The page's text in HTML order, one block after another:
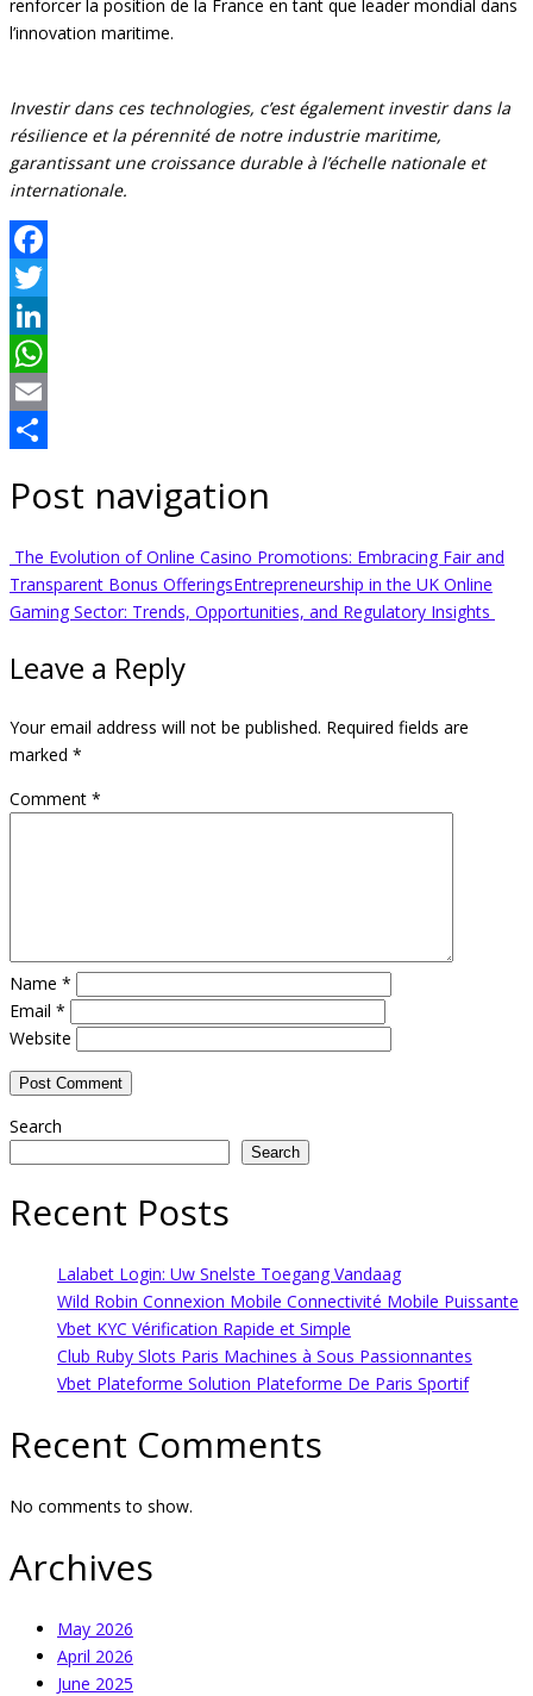
renforcer la position de la France en tant que leader mondial dans
l’innovation maritime.
Investir dans ces technologies, c’est également investir dans la
résilience et la pérennité de notre industrie maritime,
garantissant une croissance durable à l’échelle nationale et
internationale.
Facebook
Twitter
LinkedIn
WhatsApp
Email
Post navigation
The Evolution of Online Casino Promotions: Embracing Fair and
Transparent Bonus OfferingsEntrepreneurship in the UK Online
Gaming Sector: Trends, Opportunities, and Regulatory Insights
Leave a Reply
Your email address will not be published. Required fields are
marked *
Comment *
Name *
Email *
Website
Search
Search
Recent Posts
Lalabet Login: Uw Snelste Toegang Vandaag
Wild Robin Connexion Mobile Connectivité Mobile Puissante
Vbet KYC Vérification Rapide et Simple
Club Ruby Slots Paris Machines à Sous Passionnantes
Vbet Plateforme Solution Plateforme De Paris Sportif
Recent Comments
No comments to show.
Archives
May 2026
April 2026
June 2025